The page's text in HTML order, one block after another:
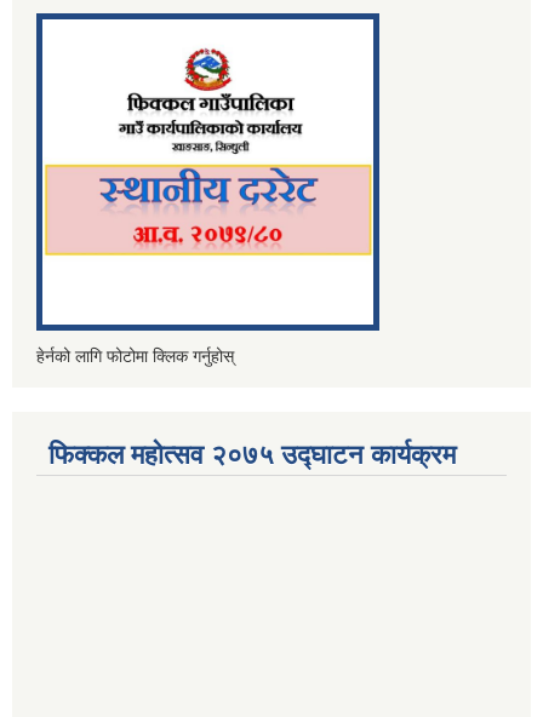
हेर्नको लागि फोटोमा क्लिक गर्नुहोस्
फिक्कल महोत्सव २०७५ उद्घाटन कार्यक्रम